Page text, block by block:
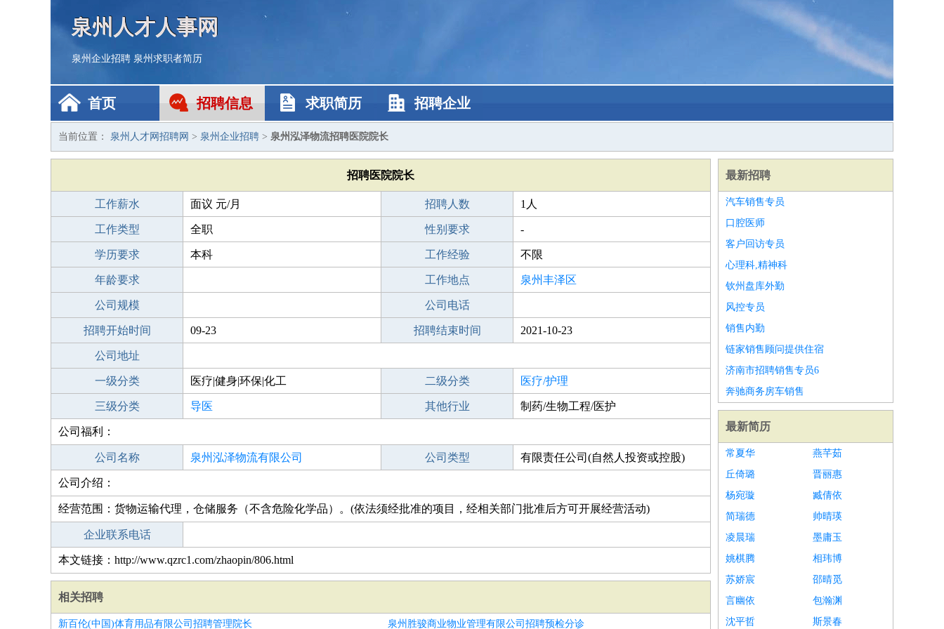
泉州人才人事网
泉州企业招聘 泉州求职者简历
首页 招聘信息 求职简历 招聘企业
当前位置： 泉州人才网招聘网 > 泉州企业招聘 > 泉州泓泽物流招聘医院院长
招聘医院院长
工作薪水 面议 元/月 招聘人数 1人
工作类型 全职 性别要求 -
学历要求 本科 工作经验 不限
年龄要求 工作地点 泉州丰泽区
公司规模 公司电话
招聘开始时间 09-23 招聘结束时间 2021-10-23
公司地址
一级分类 医疗|健身|环保|化工 二级分类 医疗/护理
三级分类 导医 其他行业 制药/生物工程/医护
公司福利：
公司名称 泉州泓泽物流有限公司 公司类型 有限责任公司(自然人投资或控股)
公司介绍：
经营范围：货物运输代理，仓储服务（不含危险化学品）。(依法须经批准的项目，经相关部门批准后方可开展经营活动)
企业联系电话
本文链接：http://www.qzrc1.com/zhaopin/806.html
相关招聘
新百伦(中国)体育用品有限公司招聘管理院长 泉州胜骏商业物业管理有限公司招聘预检分诊
最新招聘
汽车销售专员
口腔医师
客户回访专员
心理科,精神科
钦州盘库外勤
风控专员
销售内勤
链家销售顾问提供住宿
济南市招聘销售专员6
奔驰商务房车销售
最新简历
常夏华
燕芊茹
丘倚璐
晋丽惠
杨宛璇
臧倩依
简瑞德
帅晴瑛
凌晨瑞
墨庸玉
姚棋腾
相玮博
苏娇宸
邵晴觅
言幽依
包瀚渊
沈平哲
斯景春